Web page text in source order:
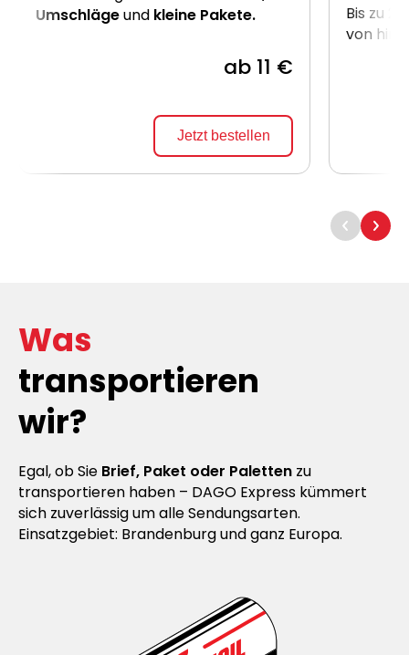
Umschlägeund kleine Pakete.
ab 11 €
Jetzt bestellen
Bis zu 2
von
Was
transportieren
wir?
Egal, ob Sie Brief, Paket oder Paletten zu
transportieren haben – DAGO Express kümmert
sich zuverlässig um alle Sendungsarten.
Einsatzgebiet: Brandenburg und ganz Europa.